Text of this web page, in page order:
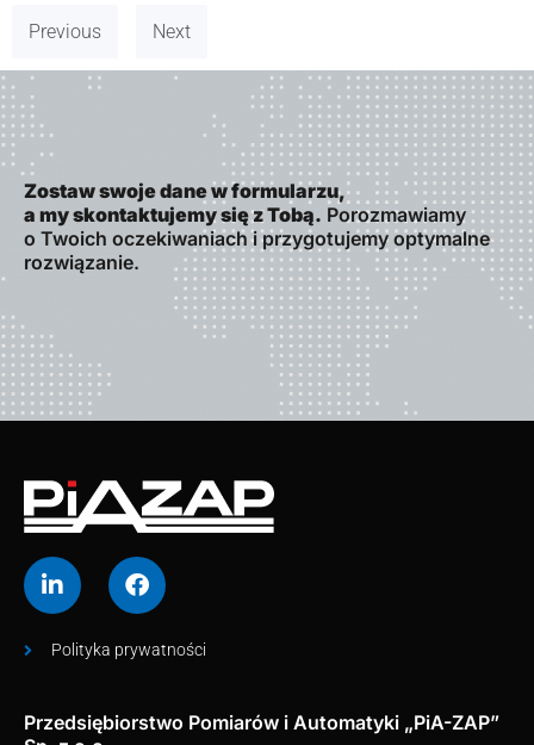
Previous Next
Zostaw swoje dane w formularzu,
a my skontaktujemy się z Tobą. Porozmawiamy
o Twoich oczekiwaniach i przygotujemy optymalne
rozwiązanie.
Polityka prywatności
Przedsiębiorstwo Pomiarów i Automatyki „PiA-ZAP”